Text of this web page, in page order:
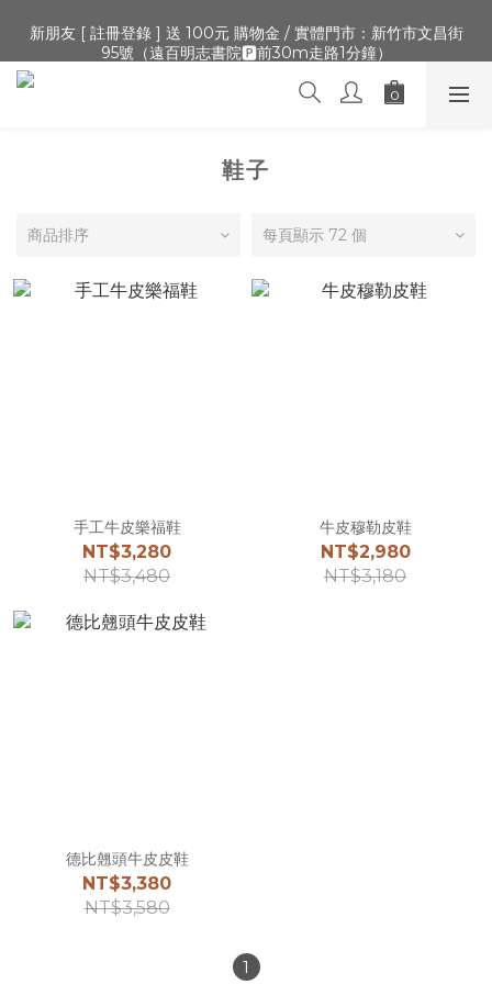
🔺「會員制」新開張,加入會員,全通路可累積紅利 >登入官網 > 個
人資訊 > 填寫正確「生日」收生日禮金
新朋友 [ 註冊登錄 ] 送 100元 購物金 / 實體門市：新竹市文昌街
95號（遠百明志書院🅿️前30m走路1分鐘）
🔺「會員制」新開張,加入會員,全通路可累積紅利 >登入官網 > 個
鞋子
商品排序 每頁顯示 72 個
手工牛皮樂福鞋
NT$3,280
NT$3,480
牛皮穆勒皮鞋
NT$2,980
NT$3,180
德比翹頭牛皮皮鞋
NT$3,380
NT$3,580
1